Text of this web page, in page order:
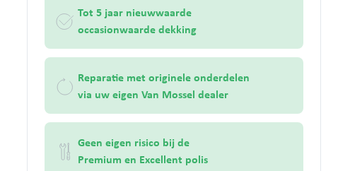
Tot 5 jaar nieuwwaarde
occasionwaarde dekking
Reparatie met originele onderdelen
via uw eigen Van Mossel dealer
Geen eigen risico bij de
Premium en Excellent polis